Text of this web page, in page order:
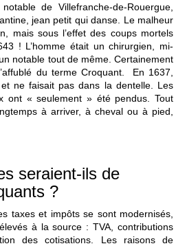
de Villefranche-de-Rouergue,
jean petit qui danse. Le malheur
mais sous l’effet des coups mortels
! L’homme était un chirurgien, mi-
notable tout de même. Certainement
du terme Croquant. En 1637,
ne faisait pas dans la dentelle. Les
ont « seulement » été pendus. Tout
à arriver, à cheval ou à pied,
seraient-ils de
?
taxes et impôts se sont modernisés,
à la source : TVA, contributions
des cotisations. Les raisons de